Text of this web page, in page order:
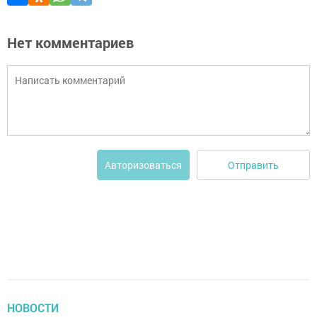
Нет комментариев
Авторизоваться Отправить
НОВОСТИ